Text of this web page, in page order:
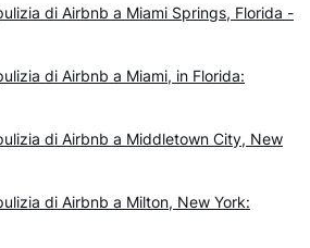
di Airbnb a Miami Springs, Florida -
di Airbnb a Miami, in Florida:
di Airbnb a Middletown City, New
di Airbnb a Milton, New York: